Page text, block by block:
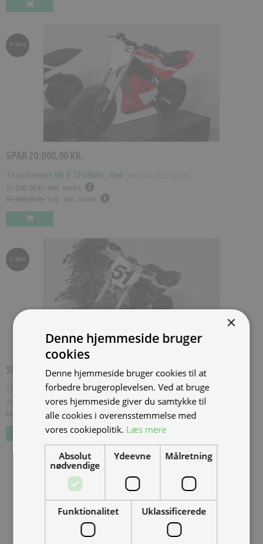
TILBUD
SPAR 20.000,00 KR.
Thundervolt NK-E 72V40Ah - Rød ( THU-NK-E-2022-RED-2
35.000,00 kr.
Inkl. moms.
55.000,00 kr. Vejl. inkl. moms.
TILBUD
SPAR 20.000,00 KR.
Thundervolt NK-E 72V40Ah - Sort (THU-NK-E-2022-BLK-1 )
35.000,00 kr. Inkl. moms.
55.000,00 kr.
Vejl. inkl. moms.
×
Denne hjemmeside bruger
cookies
Denne hjemmeside bruger cookies til at
forbedre brugeroplevelsen. Ved at bruge
vores hjemmeside giver du samtykke til
alle cookies i overensstemmelse med
vores cookiepolitik. Læs mere
Absolut
nødvendige
Ydeevne Målretning
Funktionalitet Uklassificerede